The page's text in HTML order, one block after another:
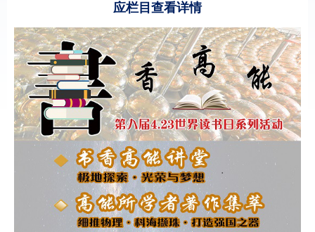
应栏目查看详情